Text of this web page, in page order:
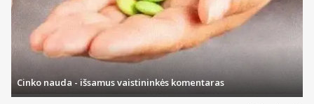
Cinko nauda - išsamus vaistininkės komentaras